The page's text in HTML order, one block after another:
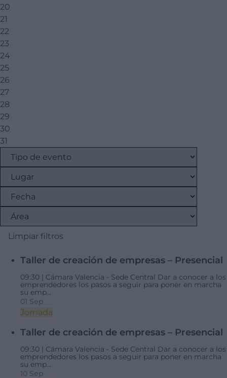
20
21
22
23
24
25
26
27
28
29
30
31
Limpiar filtros
Taller de creación de empresas – Presencial
09:30 | Cámara Valencia - Sede Central Dar a conocer a los
emprendedores los pasos a seguir para poner en marcha
su emp...
01 Sep
Jornada
Taller de creación de empresas – Presencial
09:30 | Cámara Valencia - Sede Central Dar a conocer a los
emprendedores los pasos a seguir para poner en marcha
su emp...
10 Sep